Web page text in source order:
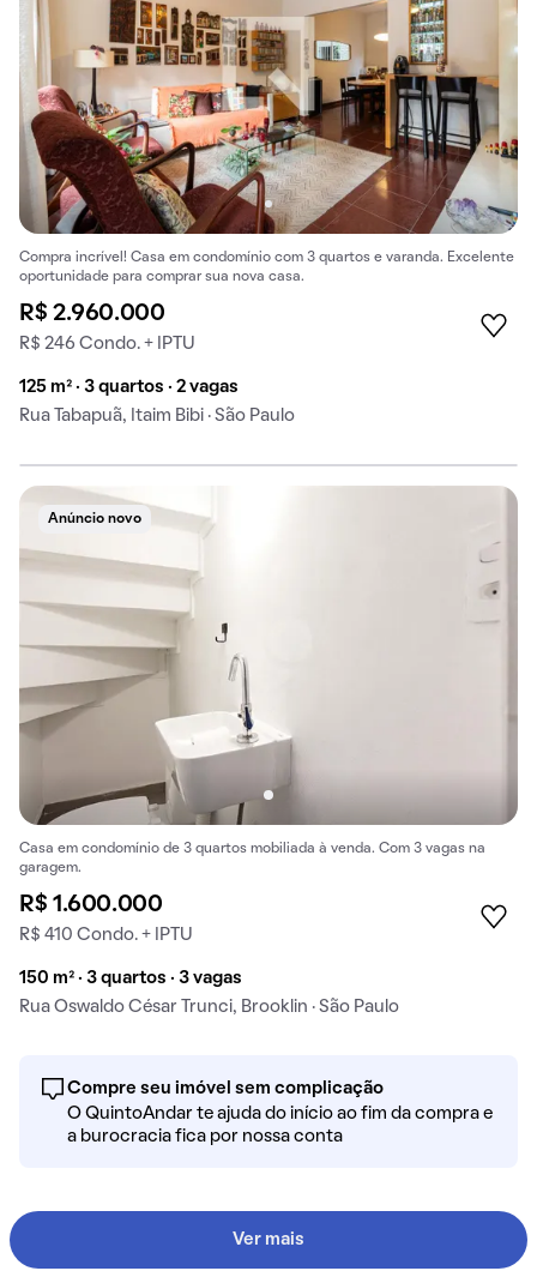
Compra incrível! Casa em condomínio com 3 quartos e varanda. Excelente
oportunidade para comprar sua nova casa.
R$ 2.960.000
R$ 246 Condo. + IPTU
125 m² · 3 quartos · 2 vagas
Rua Tabapuã, Itaim Bibi · São Paulo
Anúncio novo
Casa em condomínio de 3 quartos mobiliada à venda. Com 3 vagas na
garagem.
R$ 1.600.000
R$ 410 Condo. + IPTU
150 m² · 3 quartos · 3 vagas
Rua Oswaldo César Trunci, Brooklin · São Paulo
Compre seu imóvel sem complicação
O QuintoAndar te ajuda do início ao fim da compra e
a burocracia fica por nossa conta
Ver mais